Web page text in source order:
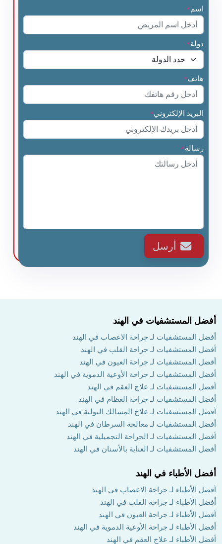
اسم *
دولة*
هاتف*
البريد الإلكتروني*
رسالة*
أرسل
أفضل المستشفيات في الهند
أفضل المستشفيات لـ جراحة الاعصاب في الهند
أفضل المستشفيات لـ جراحة القلب في الهند
أفضل المستشفيات لـ جراحة العيون في الهند
أفضل المستشفيات لـ جراحة الأوعية الدموية في الهند
أفضل المستشفيات لـ علاج العقم في الهند
أفضل المستشفيات لـ جراحة العظام في الهند
أفضل المستشفيات لـ علاج المسالك البولية في الهند
أفضل المستشفيات لـ معالجة السرطان في الهند
أفضل المستشفيات لـ الجراحة التجميلية في الهند
أفضل المستشفيات لـ العناية بالأسنان في الهند
أفضل الأطباء في الهند
أفضل الأطباء لـ جراحة الاعصاب في الهند
أفضل الأطباء لـ جراحة القلب في الهند
أفضل الأطباء لـ جراحة العيون في الهند
أفضل الأطباء لـ جراحة الأوعية الدموية في الهند
أفضل الأطباء لـ علاج العقم في الهند